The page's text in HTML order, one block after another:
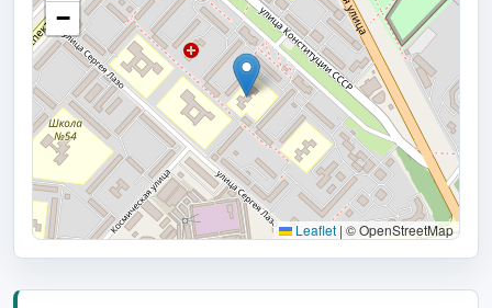
−
Leaflet | © OpenStreetMap